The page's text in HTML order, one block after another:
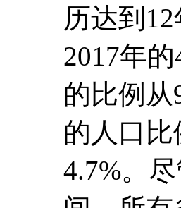
历达到
2017年
的比例从
的人口比
4.7%。